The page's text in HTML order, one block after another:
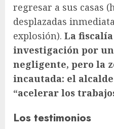
regresar a sus casas
desplazadas
explosión). La
investigación por
negligente, pero la
incautada: el
“acelerar los
Los testimonios